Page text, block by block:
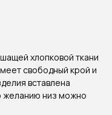
хлопковой ткани
свободный крой и
вставлена
желанию низ можно